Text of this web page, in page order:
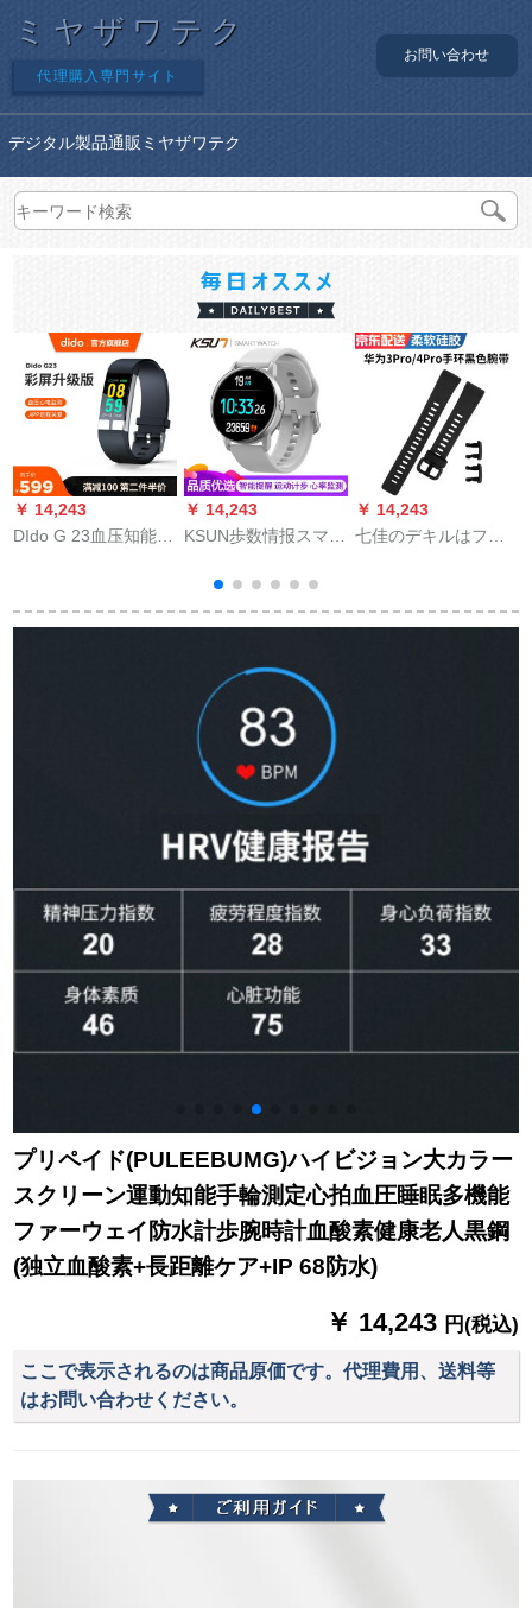
ミヤザワテク
代理購入専門サイト
お問い合わせ
デジタル製品通販ミヤザワテク
￥ 14,243
DIdo G 23血压知能ブ
时计の计利スト心拍
￥ 14,243
KSUN歩数情报スマイ
血压血酸心率睡眠电
话注意报R 905
￥ 14,243
七佳のデキルはファ
ァァイ4 PROストリ
プリペイド(PULEEBUMG)ハイビジョン大カラー
スクリーン運動知能手輪測定心拍血圧睡眠多機能
ファーウェイ防水計歩腕時計血酸素健康老人黒鋼
(独立血酸素+長距離ケア+IP 68防水)
￥ 14,243 円(税込)
ここで表示されるのは商品原価です。代理費用、送料等
はお問い合わせください。